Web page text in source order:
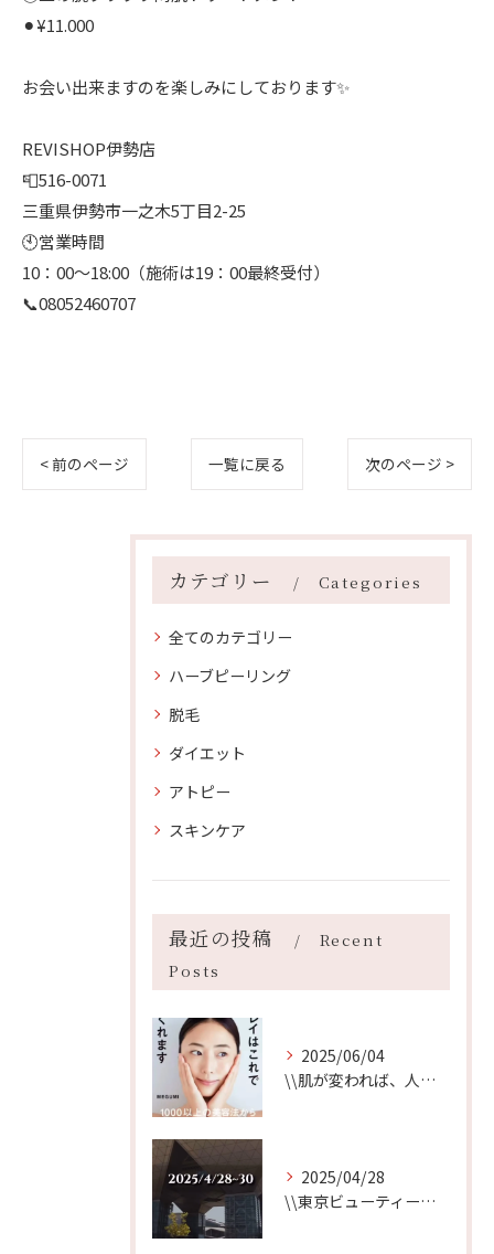
⚫︎¥11.000
お会い出来ますのを楽しみにしております✨
REVISHOP伊勢店
📮516-0071
三重県伊勢市一之木5丁目2-25
🕙営業時間
10：00〜18:00（施術は19：00最終受付）
📞08052460707
< 前のページ 一覧に戻る 次のページ >
カテゴリー Categories
全てのカテゴリー
ハーブピーリング
脱毛
ダイエット
アトピー
スキンケア
最近の投稿
Recent
Posts
2025/06/04
\\肌が変われば、人生が変わる//
2025/04/28
\\東京ビューティーワールド始まります//